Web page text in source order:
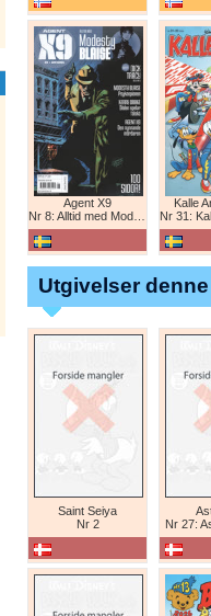
Agent X9
Nr 8: Alltid med Modesty Blaise
Kalle
Nr 31:
Utgivelser
Saint Seiya
Nr 2
Nr 27: